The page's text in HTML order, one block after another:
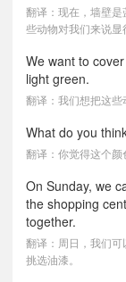
翻译：现在，墙壁
些动物对我们来说显
We want to
light green.
翻译：我们想把这些
What do you
翻译：你觉得这个颜
On Sunday, we
the shopping
together.
翻译：周日，我们
挑选油漆。